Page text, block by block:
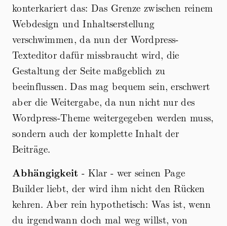
konterkariert das: Das Grenze zwischen reinem
Webdesign und Inhaltserstellung
verschwimmen, da nun der Wordpress-
Texteditor dafür missbraucht wird, die
Gestaltung der Seite maßgeblich zu
beeinflussen. Das mag bequem sein, erschwert
aber die Weitergabe, da nun nicht nur des
Wordpress-Theme weitergegeben werden muss,
sondern auch der komplette Inhalt der
Beiträge.
Abhängigkeit - Klar - wer seinen Page
Builder liebt, der wird ihm nicht den Rücken
kehren. Aber rein hypothetisch: Was ist, wenn
du irgendwann doch mal weg willst, von